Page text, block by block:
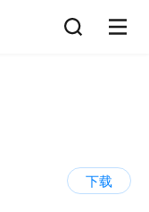
下载